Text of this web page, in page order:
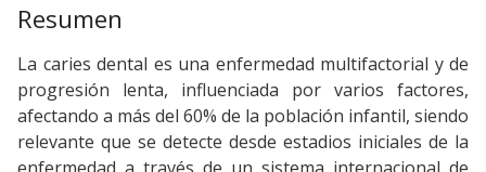
Resumen
La caries dental es una enfermedad multifactorial y de
progresión lenta, influenciada por varios factores,
afectando a más del 60% de la población infantil, siendo
relevante que se detecte desde estadios iniciales de la